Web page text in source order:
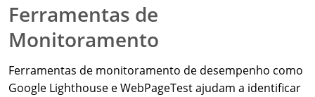
Ferramentas de
Monitoramento
Ferramentas de monitoramento de desempenho como
Google Lighthouse e WebPageTest ajudam a identificar